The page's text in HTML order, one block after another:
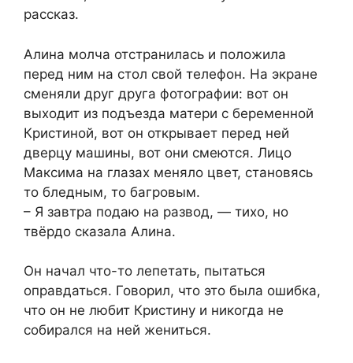
рассказ.
Алина молча отстранилась и положила
перед ним на стол свой телефон. На экране
сменяли друг друга фотографии: вот он
выходит из подъезда матери с беременной
Кристиной, вот он открывает перед ней
дверцу машины, вот они смеются. Лицо
Максима на глазах меняло цвет, становясь
то бледным, то багровым.
– Я завтра подаю на развод, — тихо, но
твёрдо сказала Алина.
Он начал что-то лепетать, пытаться
оправдаться. Говорил, что это была ошибка,
что он не любит Кристину и никогда не
собирался на ней жениться.